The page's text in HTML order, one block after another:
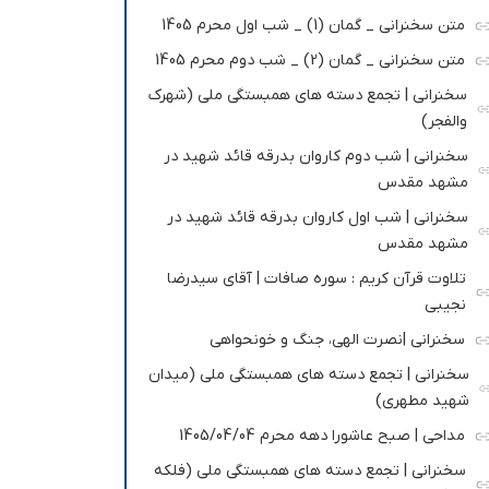
متن سخنرانی _ گمان (1) _ شب اول محرم 1405
متن سخنرانی _ گمان (2) _ شب دوم محرم 1405
سخنرانی | تجمع دسته های همبستگی ملی (شهرک
والفجر)
سخنرانی | شب دوم کاروان بدرقه قائد شهید در
مشهد مقدس
سخنرانی | شب اول کاروان بدرقه قائد شهید در
مشهد مقدس
تلاوت قرآن کریم : سوره صافات | آقای سیدرضا
نجیبی
سخنرانی |نصرت الهی، جنگ و خونحواهی
سخنرانی | تجمع دسته های همبستگی ملی (میدان
شهید مطهری)
مداحی | صبح عاشورا دهه محرم 1405/04/04
سخنرانی | تجمع دسته های همبستگی ملی (فلکه